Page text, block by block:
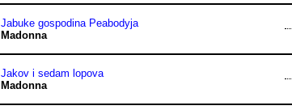
Jabuke gospodina Peabodyja
Madonna
Jakov i sedam lopova
Madonna